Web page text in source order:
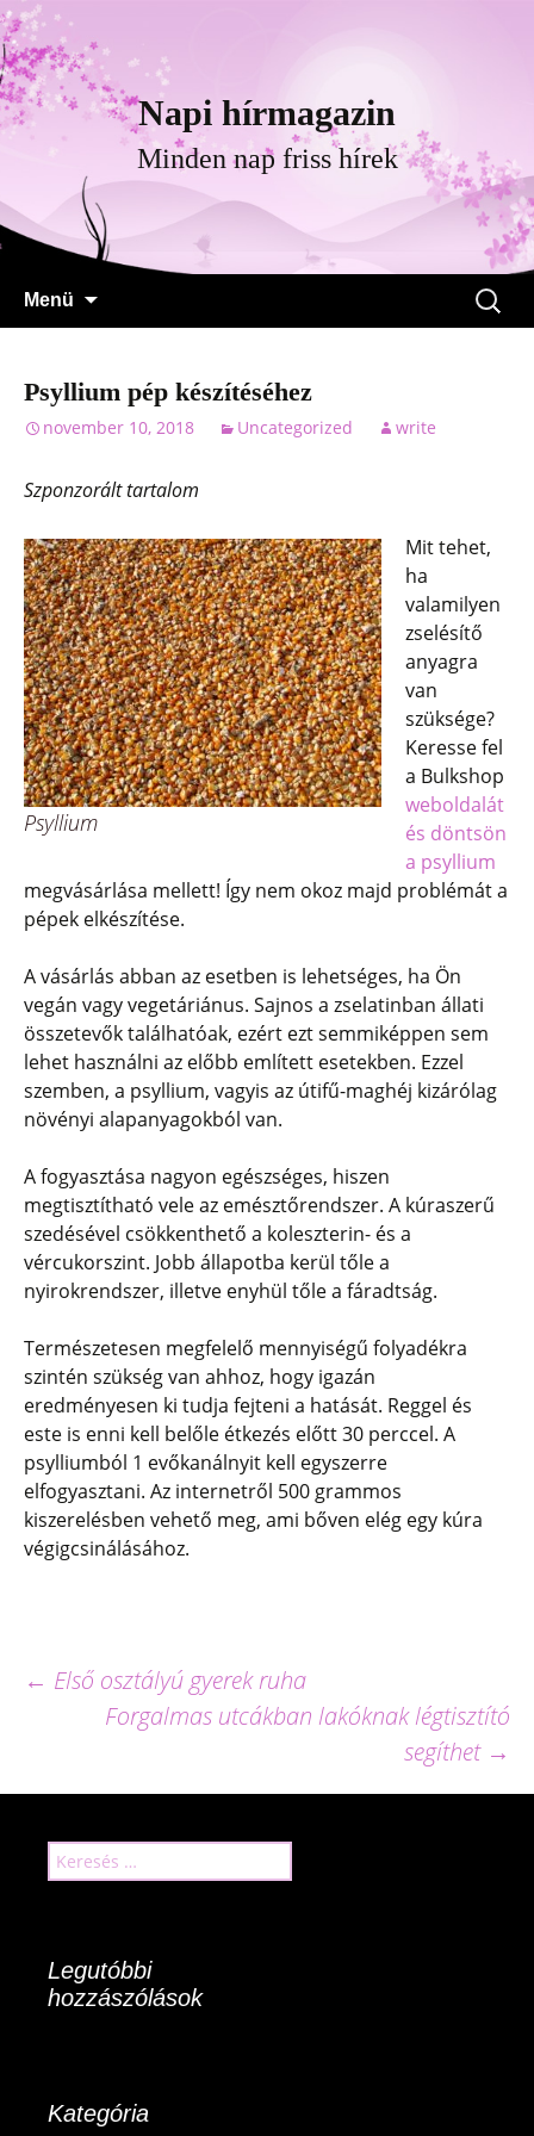
Napi hírmagazin
Minden nap friss hírek
Menü
Psyllium pép készítéséhez
november 10, 2018 Uncategorized write
Szponzorált tartalom
Psyllium
Mit tehet,
ha
valamilyen
zselésítő
anyagra
van
szüksége?
Keresse fel
a Bulkshop
weboldalát
és döntsön
a psyllium
megvásárlása mellett! Így nem okoz majd problémát a
pépek elkészítése.
A vásárlás abban az esetben is lehetséges, ha Ön
vegán vagy vegetáriánus. Sajnos a zselatinban állati
összetevők találhatóak, ezért ezt semmiképpen sem
lehet használni az előbb említett esetekben. Ezzel
szemben, a psyllium, vagyis az útifű-maghéj kizárólag
növényi alapanyagokból van.
A fogyasztása nagyon egészséges, hiszen
megtisztítható vele az emésztőrendszer. A kúraszerű
szedésével csökkenthető a koleszterin- és a
vércukorszint. Jobb állapotba kerül tőle a
nyirokrendszer, illetve enyhül tőle a fáradtság.
Természetesen megfelelő mennyiségű folyadékra
szintén szükség van ahhoz, hogy igazán
eredményesen ki tudja fejteni a hatását. Reggel és
este is enni kell belőle étkezés előtt 30 perccel. A
psylliumból 1 evőkanálnyit kell egyszerre
elfogyasztani. Az internetről 500 grammos
kiszerelésben vehető meg, ami bőven elég egy kúra
végigcsinálásához.
Bejegyzések
navigációja
← Első osztályú gyerek ruha
Forgalmas utcákban lakóknak légtisztító
segíthet →
Keresés:
Legutóbbi
hozzászólások
Kategória